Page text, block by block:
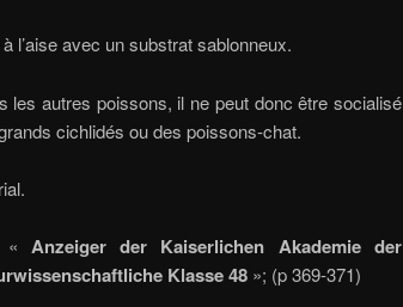
l’aise avec un substrat sablonneux.
les autres poissons, il ne peut donc être socialisé
cichlidés ou des poissons-chat.
« Anzeiger der Kaiserlichen Akademie der
Klasse 48 »; (p 369-371)